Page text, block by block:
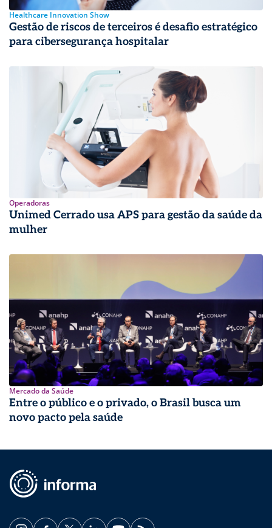
Healthcare Innovation Show
Gestão de riscos de terceiros é desafio estratégico
para cibersegurança hospitalar
Operadoras
Unimed Cerrado usa APS para gestão da saúde da
mulher
Mercado da Saúde
Entre o público e o privado, o Brasil busca um
novo pacto pela saúde